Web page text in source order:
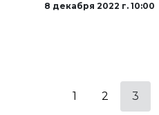
8 декабря 2022 г. 10:00
1 2 3